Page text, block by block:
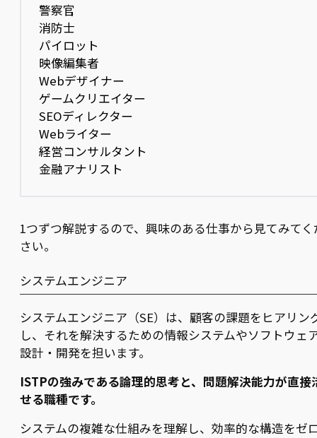
警察官
消防士
パイロット
映像編集者
Webデザイナー
ゲームクリエイター
SEOディレクター
Webライター
経営コンサルタント
金融アナリスト
1つずつ解説するので、興味のある仕事から見てみてく
さい。
システムエンジニア
システムエンジニア（SE）は、顧客の課題をヒアリン
し、それを解決するための情報システムやソフトウェ
設計・開発を担います。
ISTPの強みである論理的思考と、問題解決能力が直接
せる職種です。
システムの複雑な仕組みを理解し、効率的な構造をゼ